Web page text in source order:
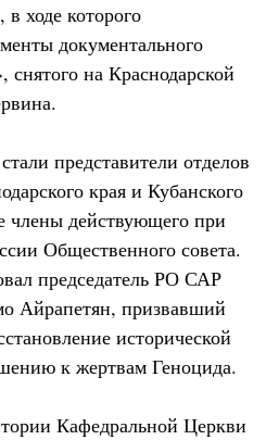
ходе которого
документального
на Краснодарской
представители отделов
края и Кубанского
члены действующего при
Общественного совета.
председатель РО САР
Айрапетян, призвавший
исторической
к жертвам Геноцида.
Кафедральной Церкви